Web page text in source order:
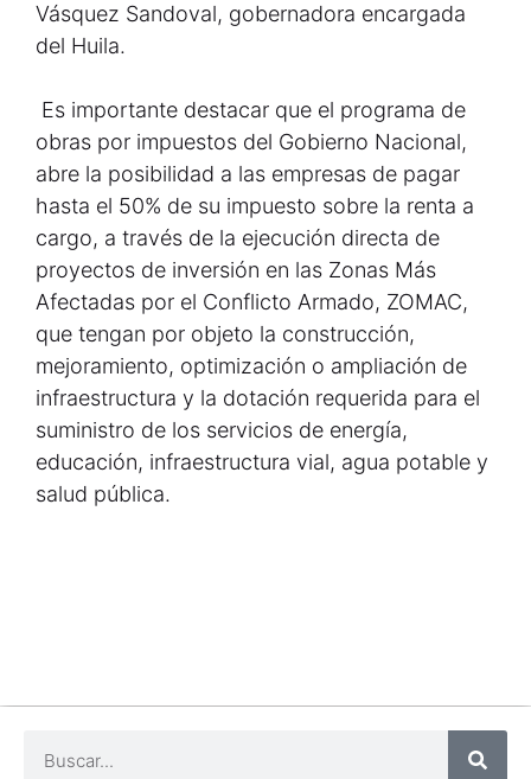
Vásquez Sandoval, gobernadora encargada
del Huila.
Es importante destacar que el programa de
obras por impuestos del Gobierno Nacional,
abre la posibilidad a las empresas de pagar
hasta el 50% de su impuesto sobre la renta a
cargo, a través de la ejecución directa de
proyectos de inversión en las Zonas Más
Afectadas por el Conflicto Armado, ZOMAC,
que tengan por objeto la construcción,
mejoramiento, optimización o ampliación de
infraestructura y la dotación requerida para el
suministro de los servicios de energía,
educación, infraestructura vial, agua potable y
salud pública.